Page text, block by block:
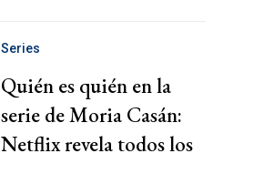
Zurich
Series
Quién es quién en la
serie de Moria Casán:
Netflix revela todos los